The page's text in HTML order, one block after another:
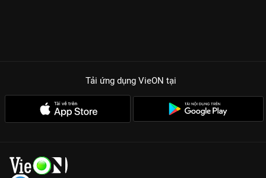
Tải ứng dụng VieON tại